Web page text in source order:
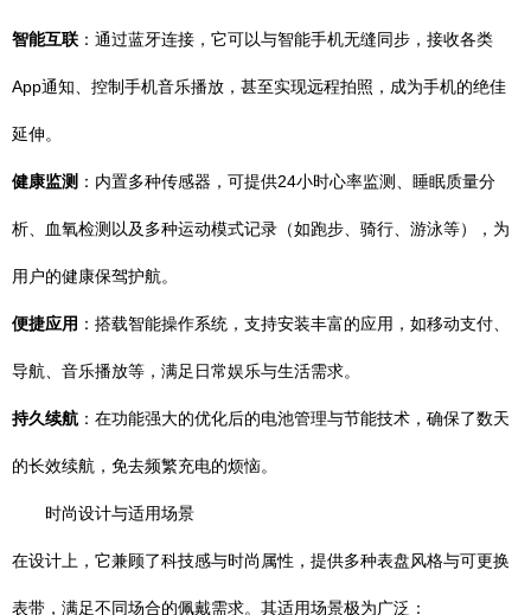
智能互联 ：通过蓝牙连接，它可以与智能手机无缝同步，接收各类
App通知、控制手机音乐播放，甚至实现远程拍照，成为手机的绝佳
延伸。
健康监测 ：内置多种传感器，可提供24小时心率监测、睡眠质量分
析、血氧检测以及多种运动模式记录（如跑步、骑行、游泳等），为
用户的健康保驾护航。
便捷应用 ：搭载智能操作系统，支持安装丰富的应用，如移动支付、
导航、音乐播放等，满足日常娱乐与生活需求。
持久续航 ：在功能强大的优化后的电池管理与节能技术，确保了数天
的长效续航，免去频繁充电的烦恼。
时尚设计与适用场景
在设计上，它兼顾了科技感与时尚属性，提供多种表盘风格与可更换
表带，满足不同场合的佩戴需求。其适用场景极为广泛：